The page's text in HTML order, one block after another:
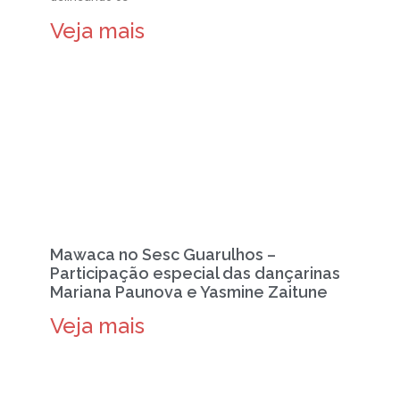
Veja mais
Mawaca no Sesc Guarulhos –
Participação especial das dançarinas
Mariana Paunova e Yasmine Zaitune
Veja mais